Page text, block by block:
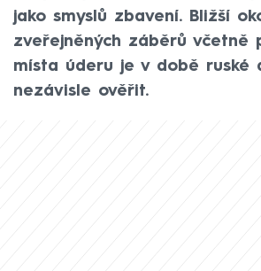
jako smyslů zbavení. Bližší
zveřejněných záběrů včetně
místa úderu je v době ruské
nezávisle ověřit.